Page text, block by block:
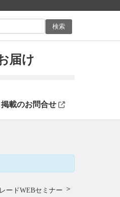
届け
載のお問合せ
ードWEBセミナー